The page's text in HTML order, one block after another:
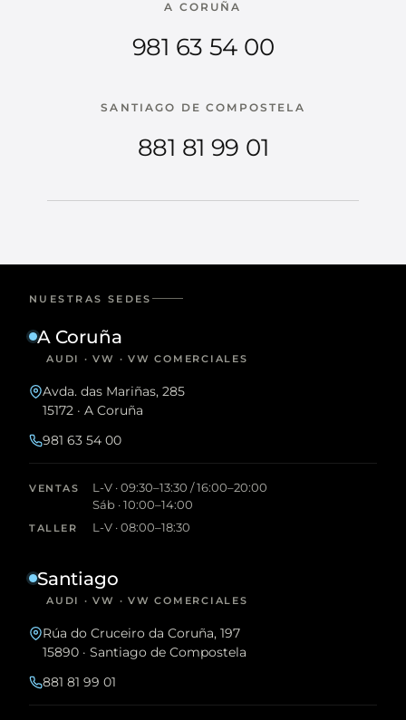
A CORUÑA
981 63 54 00
SANTIAGO DE COMPOSTELA
881 81 99 01
NUESTRAS SEDES
A Coruña
AUDI · VW · VW COMERCIALES
Avda. das Mariñas, 285
15172 · A Coruña
981 63 54 00
VENTAS
L-V · 09:30–13:30 / 16:00–20:00
Sáb · 10:00–14:00
TALLER L-V · 08:00–18:30
Santiago
AUDI · VW · VW COMERCIALES
Rúa do Cruceiro da Coruña, 197
15890 · Santiago de Compostela
881 81 99 01